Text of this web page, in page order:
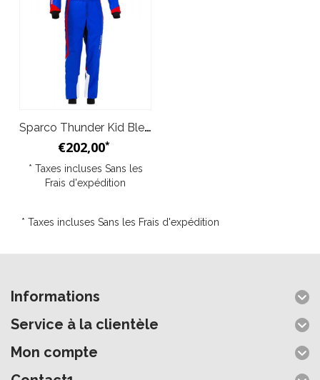
Sparco Thunder Kid Bleu Rouge
€202,00*
* Taxes incluses Sans les
Frais d'expédition
* Taxes incluses Sans les Frais d'expédition
Informations
Service à la clientèle
Mon compte